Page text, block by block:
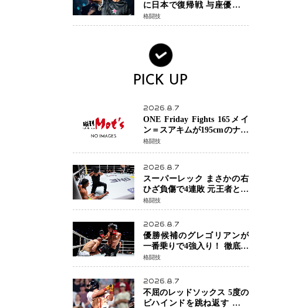
に日本で復帰戦 与座優貴選
手との激突に「すべての技
術を見せたい」
格闘技
PICK UP
2026.8.7
ONE Friday Fights 165メイ
ン＝スアキムが195cmのナビ
ル・アナンからダウン奪
取！猛反撃を耐え抜き判定
格闘技
2026.8.7
スーパーレック まさかの右
ひざ負傷で4連敗 元王者とし
て異例の苦境…「アクシデ
ント」でも消えない危険信
号
格闘技
2026.8.7
優勝候補のグレゴリアンが
一番乗りで4強入り！ 徹底し
たローキックでウスビャン
を攻略、判定勝利
格闘技
2026.8.7
不屈のレッドソックス 5度の
ビハインドを跳ね返す 延長